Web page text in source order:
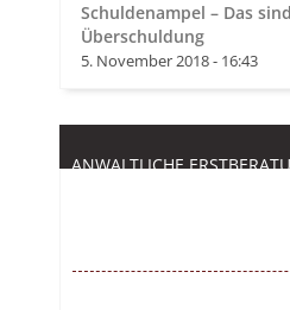
Schuldenampel – Das
Überschuldung
5. November 2018 - 16:43
ANWALTLICHE